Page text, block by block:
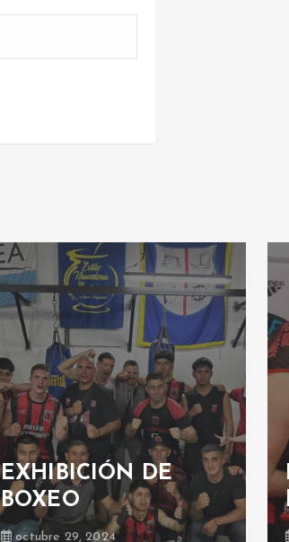
Boxeo: velada
boxística
junio 23, 2019